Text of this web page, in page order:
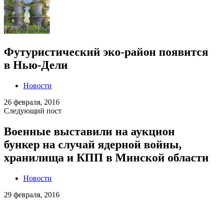
Футуристический эко-район появится
в Нью-Дели
Новости
26 февраля, 2016
Следующий пост
Военные выставили на аукцион
бункер на случай ядерной войны,
хранилища и КПП в Минской области
Новости
29 февраля, 2016